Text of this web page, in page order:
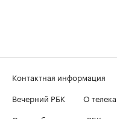
Контактная информация
Вечерний РБК
О